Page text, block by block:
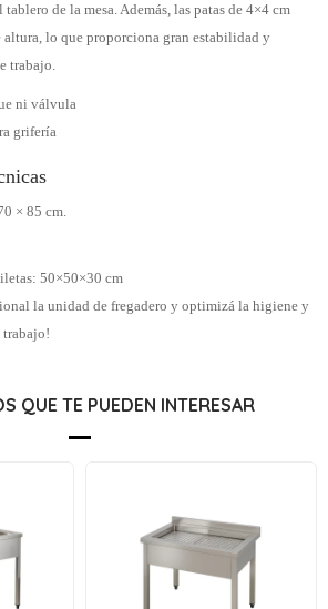
de la mesa. Además, las patas de 4×4 cm
lo que proporciona gran estabilidad y
trabajo.
ni válvula
grifería
× 85 cm.
50×50×30 cm
la unidad de fregadero y optimizá la higiene y
trabajo!
QUE TE PUEDEN INTERESAR